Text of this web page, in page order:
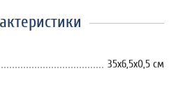
35х6,5х0,5 см